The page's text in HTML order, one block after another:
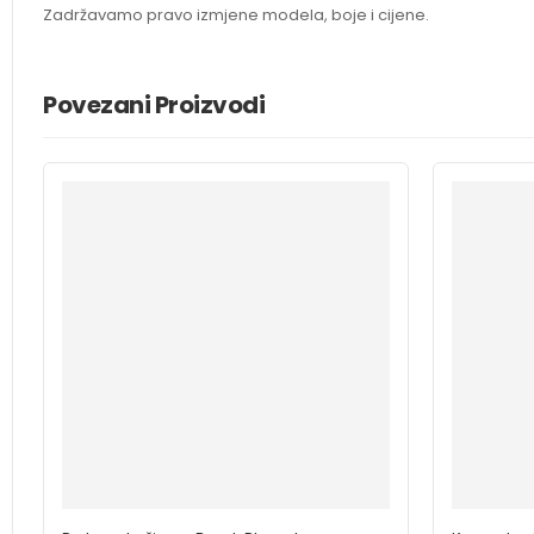
Zadržavamo pravo izmjene modela, boje i cijene.
Povezani Proizvodi